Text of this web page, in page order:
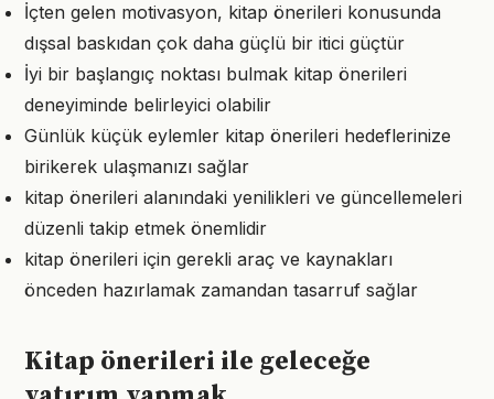
İçten gelen motivasyon, kitap önerileri konusunda
dışsal baskıdan çok daha güçlü bir itici güçtür
İyi bir başlangıç noktası bulmak kitap önerileri
deneyiminde belirleyici olabilir
Günlük küçük eylemler kitap önerileri hedeflerinize
birikerek ulaşmanızı sağlar
kitap önerileri alanındaki yenilikleri ve güncellemeleri
düzenli takip etmek önemlidir
kitap önerileri için gerekli araç ve kaynakları
önceden hazırlamak zamandan tasarruf sağlar
Kitap önerileri ile geleceğe